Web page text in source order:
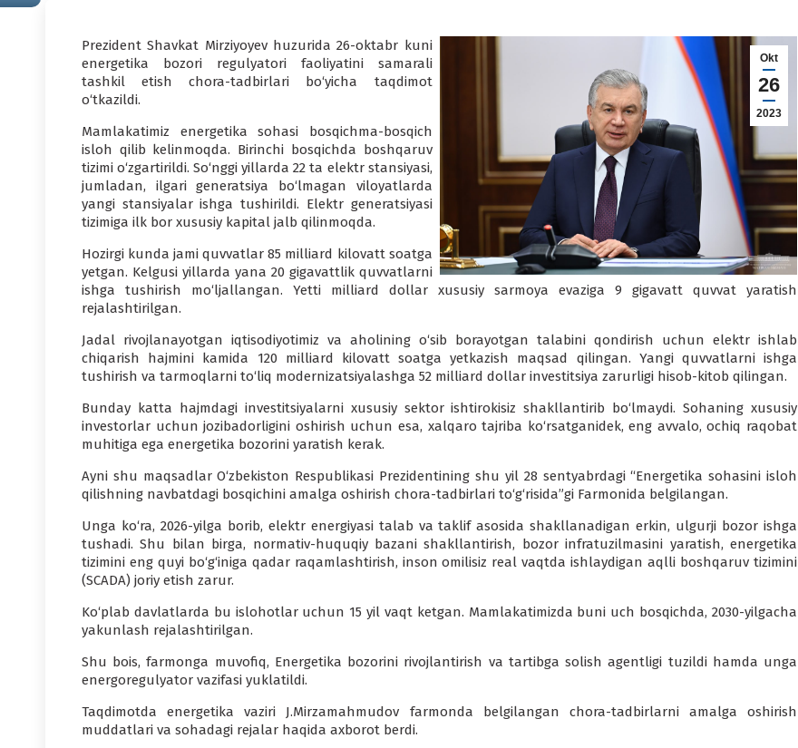
Okt
26
2023
Prezident Shavkat Mirziyoyev huzurida 26-oktabr kuni
energetika bozori regulyatori faoliyatini samarali
tashkil etish chora-tadbirlari bo‘yicha taqdimot
o‘tkazildi.
Mamlakatimiz energetika sohasi bosqichma-bosqich
isloh qilib kelinmoqda. Birinchi bosqichda boshqaruv
tizimi o‘zgartirildi. So‘nggi yillarda 22 ta elektr stansiyasi,
jumladan, ilgari generatsiya bo‘lmagan viloyatlarda
yangi stansiyalar ishga tushirildi. Elektr generatsiyasi
tizimiga ilk bor xususiy kapital jalb qilinmoqda.
Hozirgi kunda jami quvvatlar 85 milliard kilovatt soatga
yetgan. Kelgusi yillarda yana 20 gigavattlik quvvatlarni
ishga tushirish mo‘ljallangan. Yetti milliard dollar xususiy sarmoya evaziga 9 gigavatt quvvat yaratish
rejalashtirilgan.
Jadal rivojlanayotgan iqtisodiyotimiz va aholining o‘sib borayotgan talabini qondirish uchun elektr ishlab
chiqarish hajmini kamida 120 milliard kilovatt soatga yetkazish maqsad qilingan. Yangi quvvatlarni ishga
tushirish va tarmoqlarni to‘liq modernizatsiyalashga 52 milliard dollar investitsiya zarurligi hisob-kitob qilingan.
Bunday katta hajmdagi investitsiyalarni xususiy sektor ishtirokisiz shakllantirib bo‘lmaydi. Sohaning xususiy
investorlar uchun jozibadorligini oshirish uchun esa, xalqaro tajriba ko‘rsatganidek, eng avvalo, ochiq raqobat
muhitiga ega energetika bozorini yaratish kerak.
Ayni shu maqsadlar O‘zbekiston Respublikasi Prezidentining shu yil 28 sentyabrdagi “Energetika sohasini isloh
qilishning navbatdagi bosqichini amalga oshirish chora-tadbirlari to‘g‘risida”gi Farmonida belgilangan.
Unga ko‘ra, 2026-yilga borib, elektr energiyasi talab va taklif asosida shakllanadigan erkin, ulgurji bozor ishga
tushadi. Shu bilan birga, normativ-huquqiy bazani shakllantirish, bozor infratuzilmasini yaratish, energetika
tizimini eng quyi bo‘g‘iniga qadar raqamlashtirish, inson omilisiz real vaqtda ishlaydigan aqlli boshqaruv tizimini
(SCADA) joriy etish zarur.
Ko‘plab davlatlarda bu islohotlar uchun 15 yil vaqt ketgan. Mamlakatimizda buni uch bosqichda, 2030-yilgacha
yakunlash rejalashtirilgan.
Shu bois, farmonga muvofiq, Energetika bozorini rivojlantirish va tartibga solish agentligi tuzildi hamda unga
energoregulyator vazifasi yuklatildi.
Taqdimotda energetika vaziri J.Mirzamahmudov farmonda belgilangan chora-tadbirlarni amalga oshirish
muddatlari va sohadagi rejalar haqida axborot berdi.